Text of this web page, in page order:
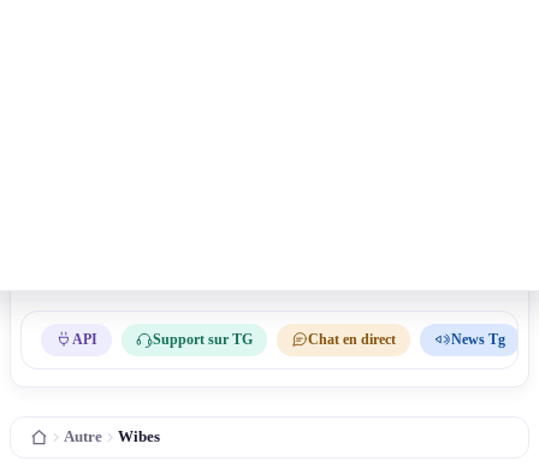
API Support sur TG Chat en direct News Tg
Autre Wibes